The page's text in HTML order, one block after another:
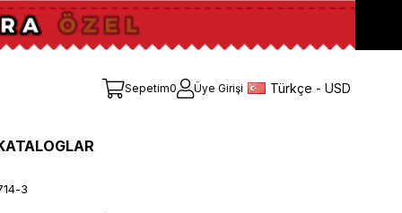
Sepetim0 Üye Girişi Türkçe - USD
3